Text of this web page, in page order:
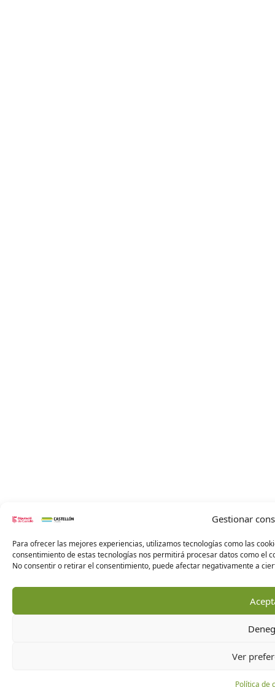
Gestionar
Para ofrecer las mejores experiencias, utilizamos tecnologías como las
consentimiento de estas tecnologías nos permitirá procesar datos como el
No consentir o retirar el consentimiento, puede afectar negativamente a
Ver
Política de